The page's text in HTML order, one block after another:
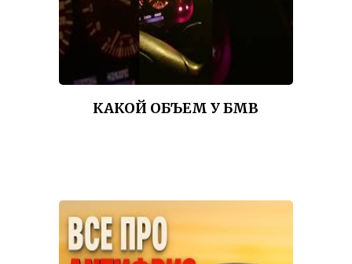
КАКОЙ ОБЪЕМ У БМВ